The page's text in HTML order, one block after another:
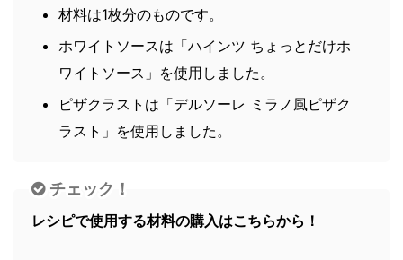
材料は1枚分のものです。
ホワイトソースは「ハインツ ちょっとだけホ
ワイトソース」を使用しました。
ピザクラストは「デルソーレ ミラノ風ピザク
ラスト」を使用しました。
チェック！
レシピで使用する材料の購入はこちらから！